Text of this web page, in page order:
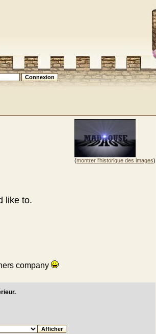
(montrer l'historique des images)
like to.
company